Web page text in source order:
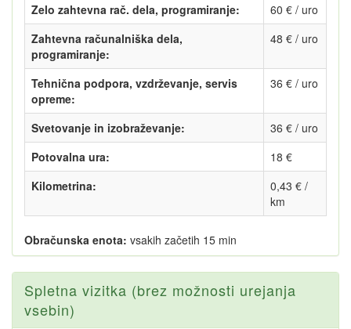
Zelo zahtevna rač. dela, programiranje:
60 € / uro
Zahtevna računalniška dela,
programiranje:
48 € / uro
Tehnična podpora, vzdrževanje, servis
opreme:
36 € / uro
Svetovanje in izobraževanje:
36 € / uro
Potovalna ura:
18 €
Kilometrina:
0,43 € /
km
Obračunska enota: vsakih začetih 15 min
Spletna vizitka (brez možnosti urejanja
vsebin)